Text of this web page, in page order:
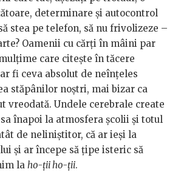
determinare și autocontrol
stea pe telefon, să nu frivolizeze –
Oamenii cu cărți în mâini par
care citește în tăcere
fi ceva absolut de neînțeles
stăpânilor noștri, mai bizar ca
vreodată. Undele cerebrale create
înapoi la atmosfera școlii și totul
de neliniștitor, că ar ieși la
și ar începe să țipe isteric să
la ho-ții ho-ții.